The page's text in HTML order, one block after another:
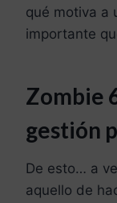
qué motiva a
importante
Zombie
gestión
De esto… a
aquello de